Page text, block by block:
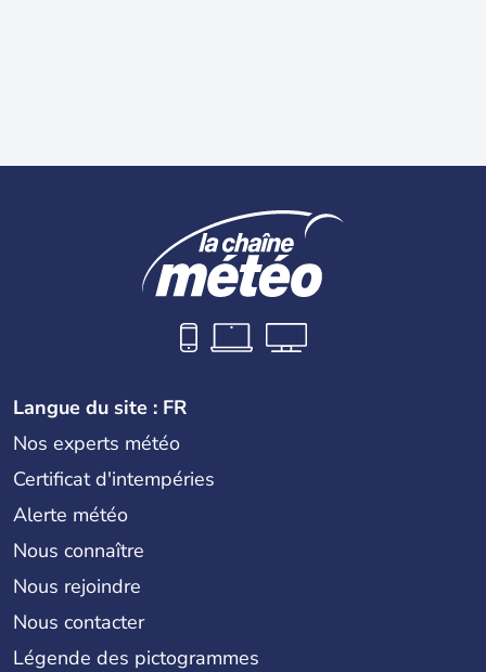
Langue du site : FR
Nos experts météo
Certificat d'intempéries
Alerte météo
Nous connaître
Nous rejoindre
Nous contacter
Légende des pictogrammes